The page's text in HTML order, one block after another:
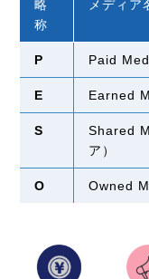
略
称
メディア
P Paid
E Earned
S
Shared
ア）
O Owned